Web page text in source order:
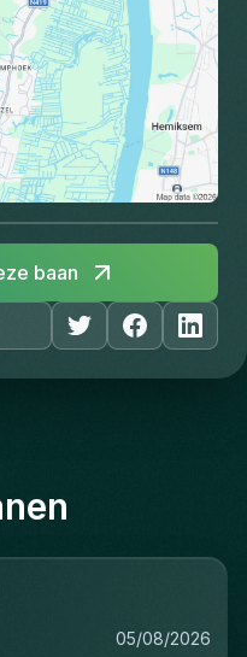
baan
05/08/2026